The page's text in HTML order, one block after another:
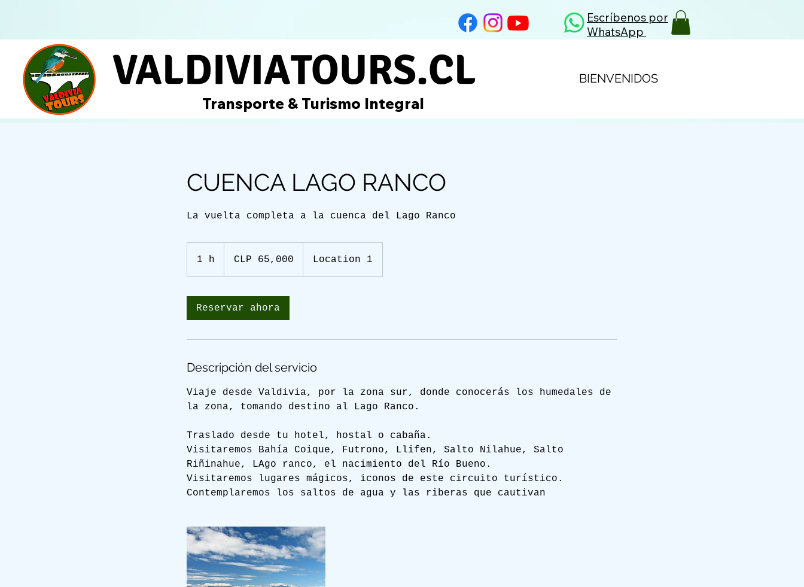
Escríbenos por
WhatsApp
VALDIVIATOURS.CL
Transporte & Turismo Integral
BIENVENIDOS
CUENCA LAGO RANCO
La vuelta completa a la cuenca del Lago Ranco
1 h
pesosCLP 65,000 Location 1
Reservar ahora
Descripción del servicio
Viaje desde Valdivia, por la zona sur, donde conocerás los humedales de
la zona, tomando destino al Lago Ranco.
Traslado desde tu hotel, hostal o cabaña.
Visitaremos Bahía Coique, Futrono, Llifen, Salto Nilahue, Salto
Riñinahue, LAgo ranco, el nacimiento del Río Bueno.
Visitaremos lugares mágicos, iconos de este circuito turístico.